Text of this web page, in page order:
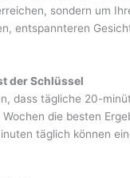
sondern um
entspannteren
der Schlüssel
dass tägliche 20-
die besten
täglich können